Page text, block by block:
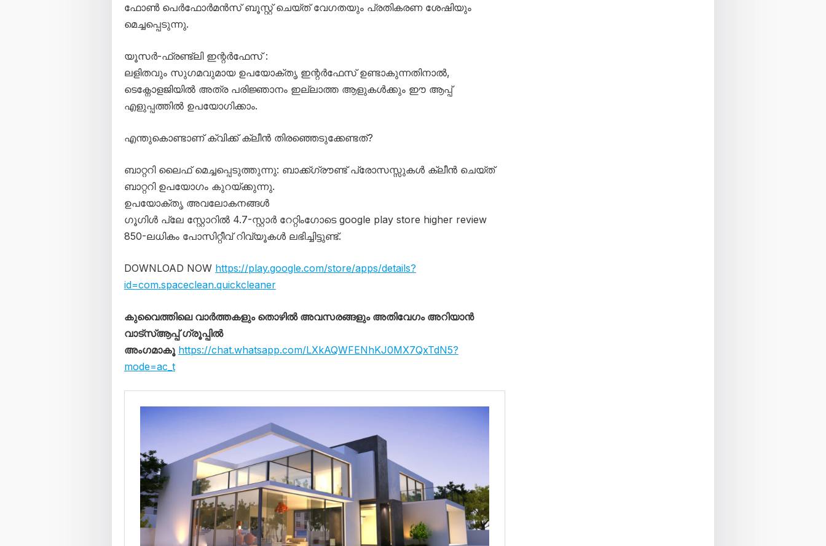
ഫോൺ പെർഫോർമൻസ് ബൂസ്റ്റ് ചെയ്‌ത് വേഗതയും പ്രതികരണ ശേഷിയും
മെച്ചപ്പെടുന്നു.
യൂസർ-ഫ്രണ്ട്‌ലി ഇന്റർഫേസ് :
ലളിതവും സുഗമവുമായ ഉപയോക്തൃ ഇന്റർഫേസ് ഉണ്ടാകുന്നതിനാൽ,
ടെക്നോളജിയിൽ അത്ര പരിജ്ഞാനം ഇല്ലാത്ത ആളുകൾക്കും ഈ ആപ്പ്
എളുപ്പത്തിൽ ഉപയോഗിക്കാം.
എന്തുകൊണ്ടാണ് ക്വിക്ക് ക്ലീൻ തിരഞ്ഞെടുക്കേണ്ടത്?
ബാറ്ററി ലൈഫ് മെച്ചപ്പെടുത്തുന്നു: ബാക്ക്‌ഗ്രൗണ്ട് പ്രോസസ്സുകൾ ക്ലീൻ ചെയ്ത്
ബാറ്ററി ഉപയോഗം കുറയ്ക്കുന്നു.
ഉപയോക്തൃ അവലോകനങ്ങൾ
ഗൂഗിൾ പ്ലേ സ്റ്റോറിൽ 4.7-സ്റ്റാർ റേറ്റിംഗോടെ google play store higher review
850-ലധികം പോസിറ്റീവ് റിവ്യൂകൾ ലഭിച്ചിട്ടുണ്ട്.
DOWNLOAD NOW https://play.google.com/store/apps/details?
id=com.spaceclean.quickcleaner
കുവൈത്തിലെ വാർത്തകളും തൊഴിൽ അവസരങ്ങളും അതിവേഗം അറിയാൻ
വാട്സ്ആപ്പ് ഗ്രൂപ്പിൽ
അംഗമാകൂ https://chat.whatsapp.com/LXkAQWFENhKJ0MX7QxTdN5?
mode=ac_t